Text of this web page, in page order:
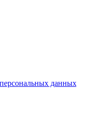
персональных данных